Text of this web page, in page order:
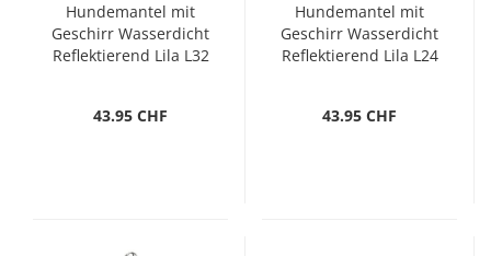
Hundemantel mit
Geschirr Wasserdicht
Reflektierend Lila L32
43.95 CHF
Hundemantel mit
Geschirr Wasserdicht
Reflektierend Lila L24
43.95 CHF